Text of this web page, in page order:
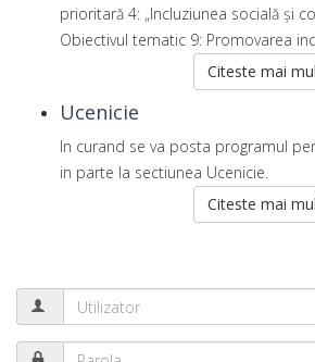
prioritară 4: „Incluziunea socială și
Obiectivul tematic 9: Promovarea
Citeste mai
Ucenicie
In curand se va posta programul
in parte la sectiunea Ucenicie.
Citeste mai